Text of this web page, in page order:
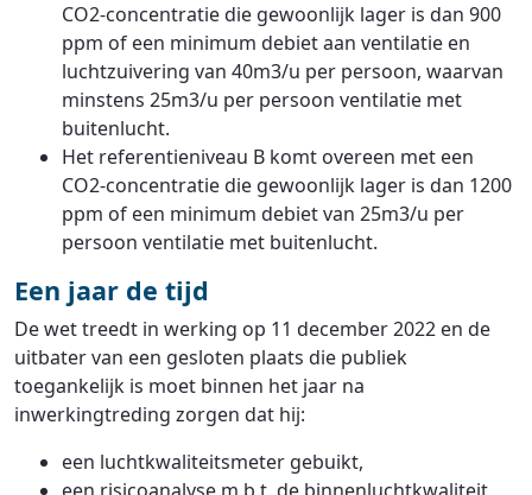
CO2-concentratie die gewoonlijk lager is dan 900
ppm of een minimum debiet aan ventilatie en
luchtzuivering van 40m3/u per persoon, waarvan
minstens 25m3/u per persoon ventilatie met
buitenlucht.
Het referentieniveau B komt overeen met een
CO2-concentratie die gewoonlijk lager is dan 1200
ppm of een minimum debiet van 25m3/u per
persoon ventilatie met buitenlucht.
Een jaar de tijd
De wet treedt in werking op 11 december 2022 en de
uitbater van een gesloten plaats die publiek
toegankelijk is moet binnen het jaar na
inwerkingtreding zorgen dat hij:
een luchtkwaliteitsmeter gebuikt,